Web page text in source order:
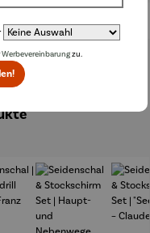
Werbevereinbarungzu.